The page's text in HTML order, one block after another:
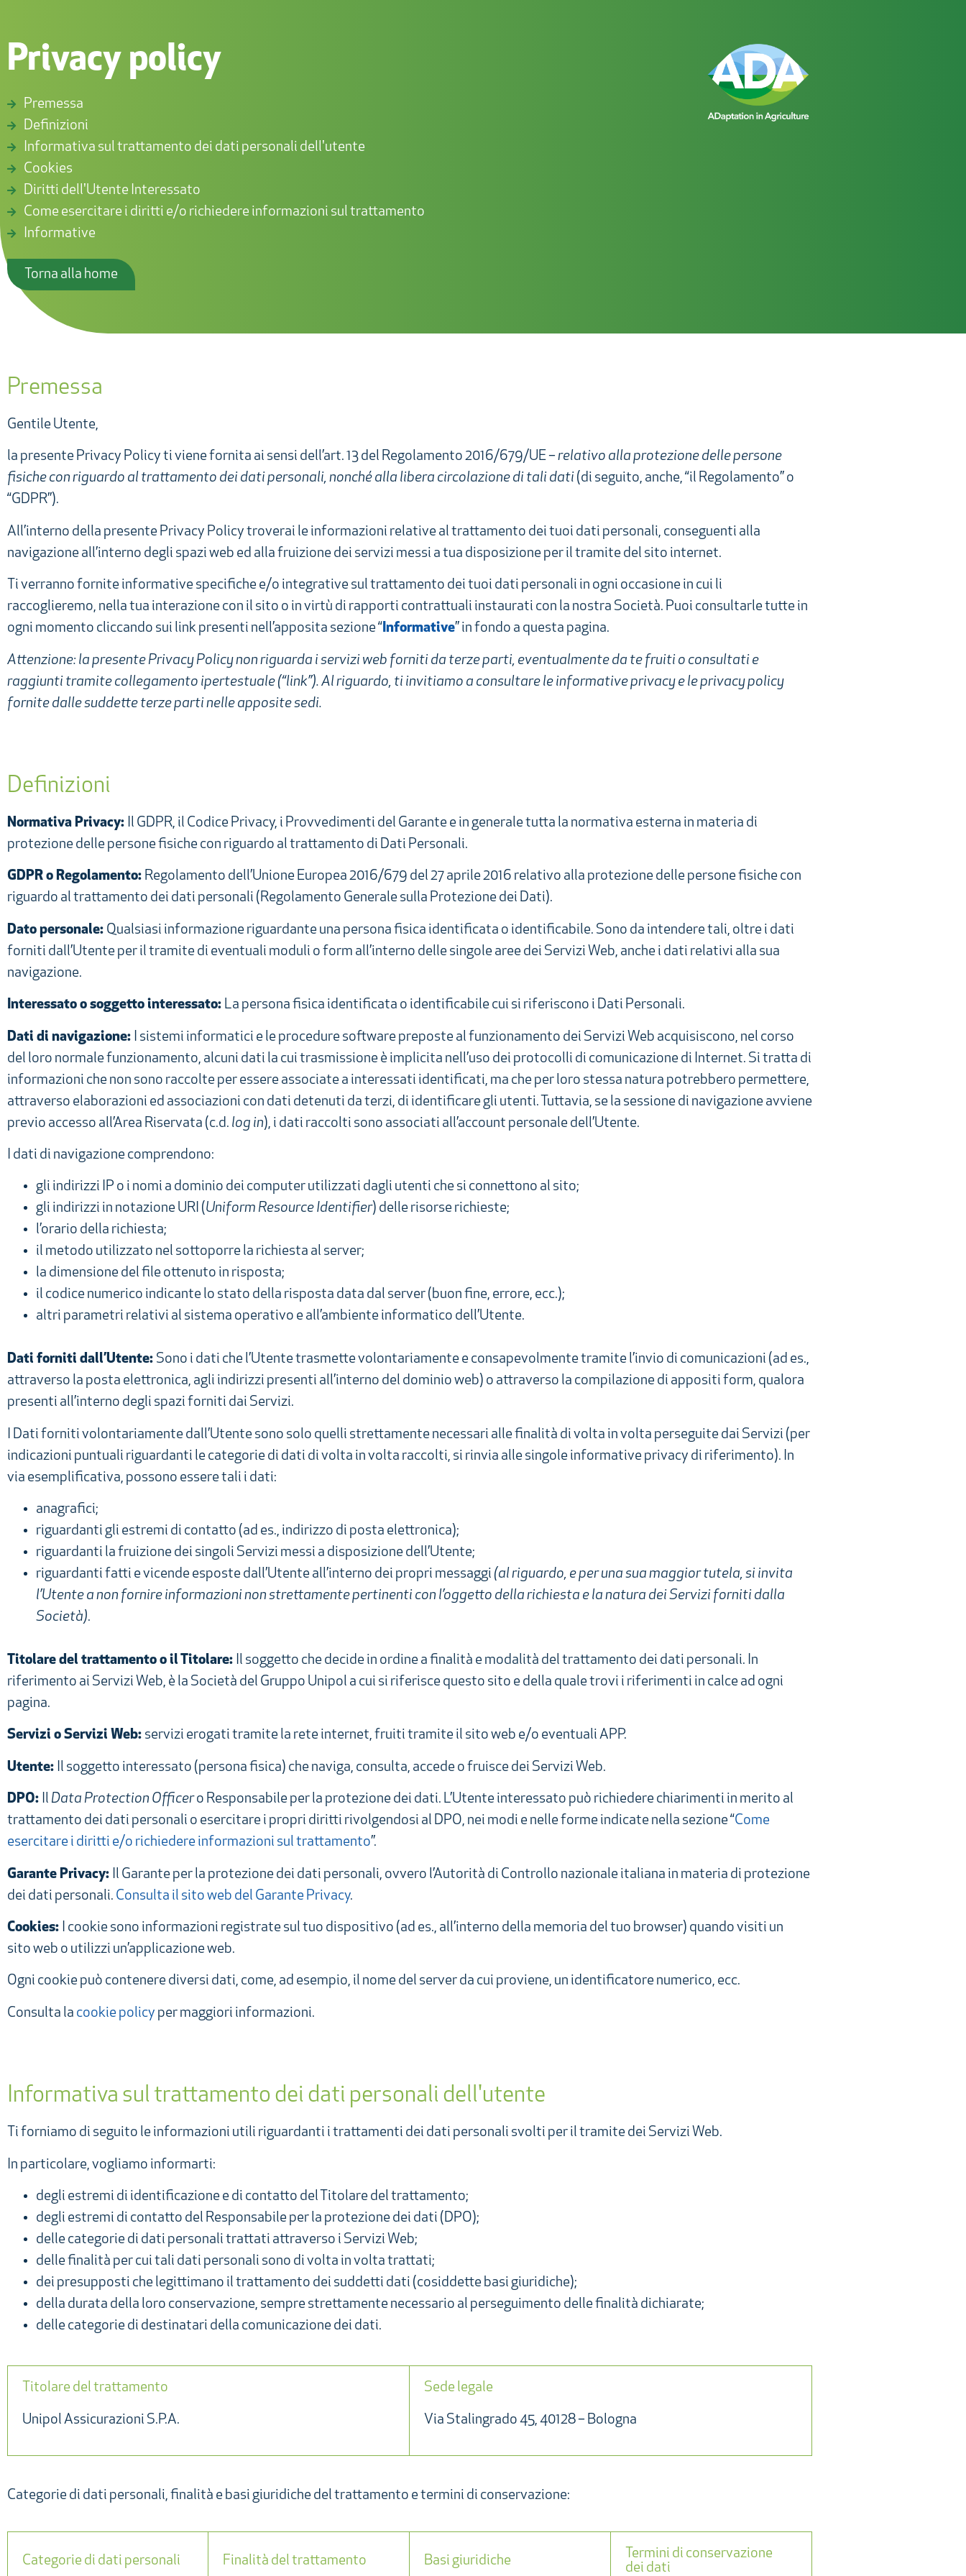
Privacy policy
Premessa
Definizioni
Informativa sul trattamento dei dati personali dell'utente
Cookies
Diritti dell'Utente Interessato
Come esercitare i diritti e/o richiedere informazioni sul trattamento
Informative
Torna alla home
Premessa
Gentile Utente,
la presente Privacy Policy ti viene fornita ai sensi dell’art. 13 del Regolamento 2016/679/UE – relativo alla protezione delle persone
fisiche con riguardo al trattamento dei dati personali, nonché alla libera circolazione di tali dati (di seguito, anche, “il Regolamento” o
“GDPR”).
All’interno della presente Privacy Policy troverai le informazioni relative al trattamento dei tuoi dati personali, conseguenti alla
navigazione all’interno degli spazi web ed alla fruizione dei servizi messi a tua disposizione per il tramite del sito internet.
Ti verranno fornite informative specifiche e/o integrative sul trattamento dei tuoi dati personali in ogni occasione in cui li
raccoglieremo, nella tua interazione con il sito o in virtù di rapporti contrattuali instaurati con la nostra Società. Puoi consultarle tutte in
ogni momento cliccando sui link presenti nell’apposita sezione “Informative” in fondo a questa pagina.
Attenzione: la presente Privacy Policy non riguarda i servizi web forniti da terze parti, eventualmente da te fruiti o consultati e
raggiunti tramite collegamento ipertestuale (“link”). Al riguardo, ti invitiamo a consultare le informative privacy e le privacy policy
fornite dalle suddette terze parti nelle apposite sedi.
Definizioni
Normativa Privacy: Il GDPR, il Codice Privacy, i Provvedimenti del Garante e in generale tutta la normativa esterna in materia di
protezione delle persone fisiche con riguardo al trattamento di Dati Personali.
GDPR o Regolamento: Regolamento dell’Unione Europea 2016/679 del 27 aprile 2016 relativo alla protezione delle persone fisiche con
riguardo al trattamento dei dati personali (Regolamento Generale sulla Protezione dei Dati).
Dato personale: Qualsiasi informazione riguardante una persona fisica identificata o identificabile. Sono da intendere tali, oltre i dati
forniti dall’Utente per il tramite di eventuali moduli o form all’interno delle singole aree dei Servizi Web, anche i dati relativi alla sua
navigazione.
Interessato o soggetto interessato: La persona fisica identificata o identificabile cui si riferiscono i Dati Personali.
Dati di navigazione:
I sistemi informatici e le procedure software preposte al funzionamento dei Servizi Web acquisiscono, nel corso
del loro normale funzionamento, alcuni dati la cui trasmissione è implicita nell’uso dei protocolli di comunicazione di Internet. Si tratta di
informazioni che non sono raccolte per essere associate a interessati identificati, ma che per loro stessa natura potrebbero permettere,
attraverso elaborazioni ed associazioni con dati detenuti da terzi, di identificare gli utenti. Tuttavia, se la sessione di navigazione avviene
previo accesso all’Area Riservata (c.d. log in), i dati raccolti sono associati all’account personale dell’Utente.
I dati di navigazione comprendono:
gli indirizzi IP o i nomi a dominio dei computer utilizzati dagli utenti che si connettono al sito;
gli indirizzi in notazione URI (Uniform Resource Identifier) delle risorse richieste;
l’orario della richiesta;
il metodo utilizzato nel sottoporre la richiesta al server;
la dimensione del file ottenuto in risposta;
il codice numerico indicante lo stato della risposta data dal server (buon fine, errore, ecc.);
altri parametri relativi al sistema operativo e all’ambiente informatico dell’Utente.
Dati forniti dall’Utente: Sono i dati che l’Utente trasmette volontariamente e consapevolmente tramite l’invio di comunicazioni (ad es.,
attraverso la posta elettronica, agli indirizzi presenti all’interno del dominio web) o attraverso la compilazione di appositi form, qualora
presenti all’interno degli spazi forniti dai Servizi.
I Dati forniti volontariamente dall’Utente sono solo quelli strettamente necessari alle finalità di volta in volta perseguite dai Servizi (per
indicazioni puntuali riguardanti le categorie di dati di volta in volta raccolti, si rinvia alle singole informative privacy di riferimento). In
via esemplificativa, possono essere tali i dati:
anagrafici;
riguardanti gli estremi di contatto (ad es., indirizzo di posta elettronica);
riguardanti la fruizione dei singoli Servizi messi a disposizione dell’Utente;
riguardanti fatti e vicende esposte dall’Utente all’interno dei propri messaggi (al riguardo, e per una sua maggior tutela, si invita
l’Utente a non fornire informazioni non strettamente pertinenti con l’oggetto della richiesta e la natura dei Servizi forniti dalla
Società).
Titolare del trattamento o il Titolare: Il soggetto che decide in ordine a finalità e modalità del trattamento dei dati personali. In
riferimento ai Servizi Web, è la Società del Gruppo Unipol a cui si riferisce questo sito e della quale trovi i riferimenti in calce ad ogni
pagina.
Servizi o Servizi Web: servizi erogati tramite la rete internet, fruiti tramite il sito web e/o eventuali APP.
Utente: Il soggetto interessato (persona fisica) che naviga, consulta, accede o fruisce dei Servizi Web.
DPO: Il Data Protection Officero Responsabile per la protezione dei dati. L’Utente interessato può richiedere chiarimenti in merito al
trattamento dei dati personali o esercitare i propri diritti rivolgendosi al DPO, nei modi e nelle forme indicate nella sezione “Come
esercitare i diritti e/o richiedere informazioni sul trattamento”.
Garante Privacy: Il Garante per la protezione dei dati personali, ovvero l’Autorità di Controllo nazionale italiana in materia di protezione
dei dati personali. Consulta il sito web del Garante Privacy.
Cookies: I cookie sono informazioni registrate sul tuo dispositivo (ad es., all’interno della memoria del tuo browser) quando visiti un
sito web o utilizzi un’applicazione web.
Ogni cookie può contenere diversi dati, come, ad esempio, il nome del server da cui proviene, un identificatore numerico, ecc.
Consulta la cookie policy per maggiori informazioni.
Informativa sul trattamento dei dati personali dell'utente
Ti forniamo di seguito le informazioni utili riguardanti i trattamenti dei dati personali svolti per il tramite dei Servizi Web.
In particolare, vogliamo informarti:
degli estremi di identificazione e di contatto del Titolare del trattamento;
degli estremi di contatto del Responsabile per la protezione dei dati (DPO);
delle categorie di dati personali trattati attraverso i Servizi Web;
delle finalità per cui tali dati personali sono di volta in volta trattati;
dei presupposti che legittimano il trattamento dei suddetti dati (cosiddette basi giuridiche);
della durata della loro conservazione, sempre strettamente necessario al perseguimento delle finalità dichiarate;
delle categorie di destinatari della comunicazione dei dati.
Titolare del trattamento
Unipol Assicurazioni S.P.A.
Sede legale
Via Stalingrado 45, 40128 – Bologna
Categorie di dati personali, finalità e basi giuridiche del trattamento e termini di conservazione:
Categorie di dati personali Finalità del trattamento Basi giuridiche
Termini di conservazione
dei dati